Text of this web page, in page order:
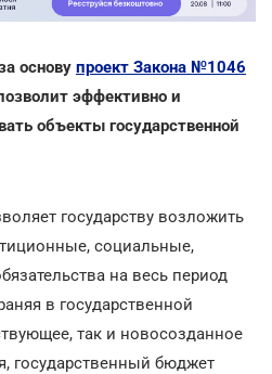
основу проект Закона №1046
эффективно и
объекты государственной
государству возложить
социальные,
на весь период
в государственной
так и новосозданное
государственный бюджет